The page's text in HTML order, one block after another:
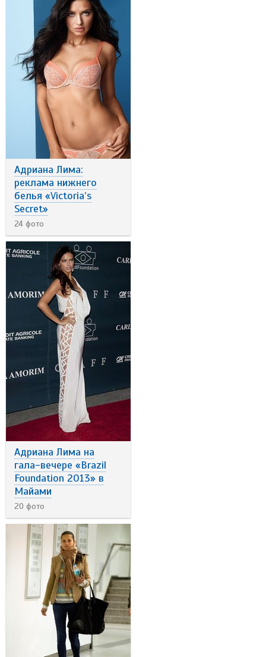
Адриана Лима:
реклама нижнего
белья «Victoria’s
Secret»
24 фото
Адриана Лима на
гала-вечере «Brazil
Foundation 2013» в
Майами
20 фото